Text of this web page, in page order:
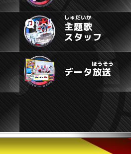
主題歌
スタッフ
しゅだいか
データ放送
ほうそう